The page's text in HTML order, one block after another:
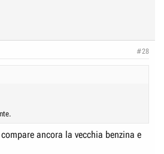
#28
ancora la vecchia benzina e